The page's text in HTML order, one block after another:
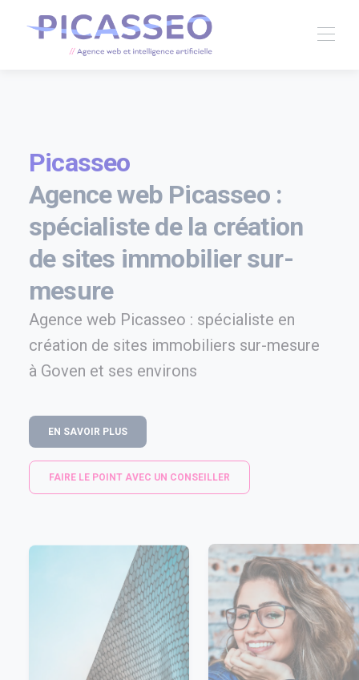
Picasseo
Agence web Picasseo :
spécialiste de la création
de sites immobilier sur-
mesure
Agence web Picasseo : spécialiste en
création de sites immobiliers sur-mesure
à Goven et ses environs
EN SAVOIR PLUS
FAIRE LE POINT AVEC UN CONSEILLER